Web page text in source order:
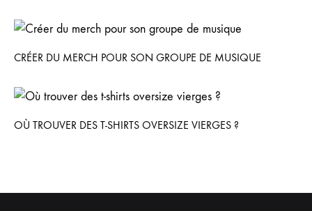
CRÉER DU MERCH POUR SON GROUPE DE MUSIQUE
OÙ TROUVER DES T-SHIRTS OVERSIZE VIERGES ?